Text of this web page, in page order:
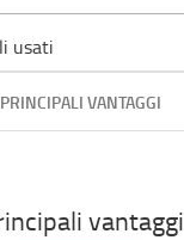
usati
VANTAGGI
vantaggi